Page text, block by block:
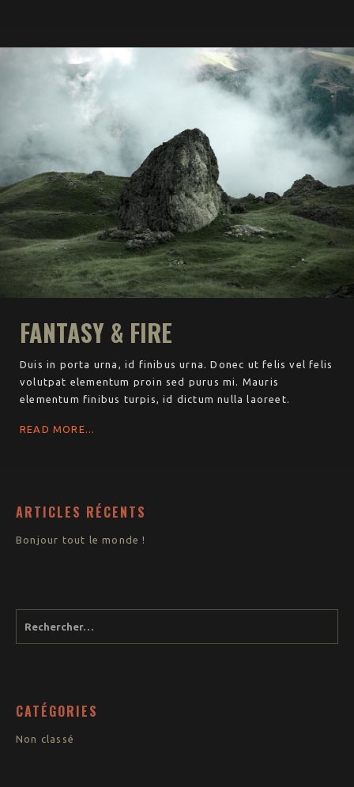
FANTASY & FIRE
Duis in porta urna, id finibus urna. Donec ut felis vel felis
volutpat elementum proin sed purus mi. Mauris
elementum finibus turpis, id dictum nulla laoreet.
READ MORE...
ARTICLES RÉCENTS
Bonjour tout le monde !
CATÉGORIES
Non classé